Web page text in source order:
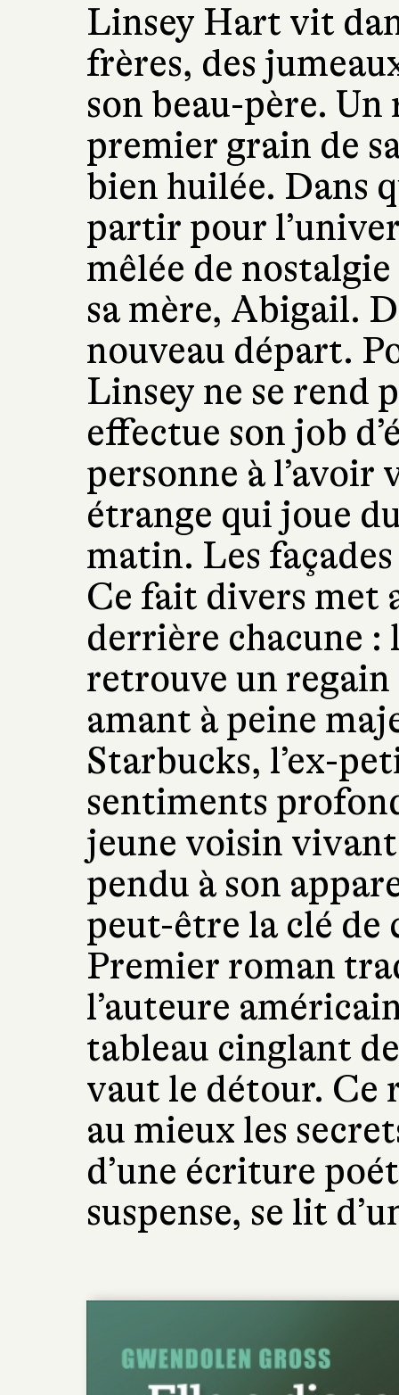
Linsey Hart vit
frères, des
son beau-père.
premier grain de
bien huilée. Dans
partir pour
mêlée de
sa mère, Abigail.
nouveau départ.
Linsey ne se rend
effectue son job
personne à l’avoir
étrange qui joue
matin. Les
Ce fait divers met
derrière chacune :
retrouve un regain
amant à peine
Starbucks, l’ex-
sentiments
jeune voisin
pendu à son
peut-être la clé
Premier roman
l’auteure
tableau cinglant de
vaut le détour. Ce
au mieux les
d’une écriture
suspense, se lit